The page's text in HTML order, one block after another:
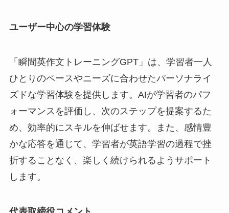
ユーザー中心の学習体験
「瞬間英作文トレーニングGPT」は、学習者一人
ひとりのペースやニーズに合わせたパーソナライ
ズドな学習体験を提供します。AIが学習者のパフ
ォーマンスを評価し、次のステップを提案するた
め、効率的にスキルを伸ばせます。また、感情豊
かな応答を通じて、学習者が英語学習の過程で挫
折することなく、楽しく続けられるようサポート
します。